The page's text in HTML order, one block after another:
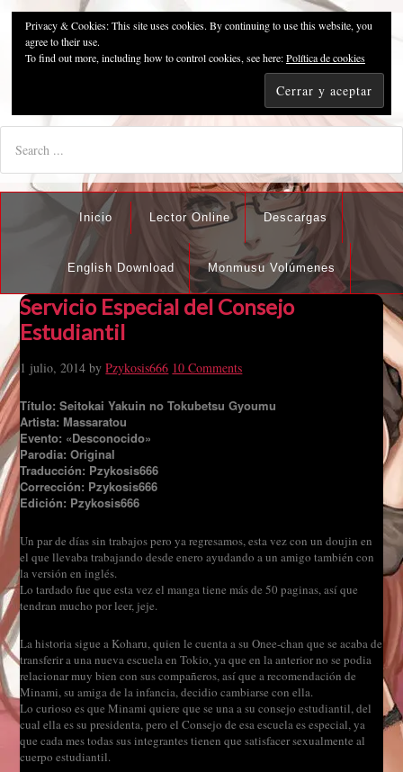
Pzykosis666HFansub
"I'm the best there is at what I do, but what I do best isn't very
Inicio Lector Online Descargas
English Download Monmusu Volúmenes
Servicio Especial del Consejo
Estudiantil
1 julio, 2014 byPzykosis666 10 Comments
Título:Seitokai Yakuin no Tokubetsu Gyoumu
Artista: Massaratou
Evento: «Desconocido»
Parodia: Original
Traducción: Pzykosis666
Corrección: Pzykosis666
Edición: Pzykosis666
Un par de días sin trabajos pero ya regresamos, esta vez con un doujin en
el que llevaba trabajando desde enero ayudando a un amigo también con
la versión en inglés.
Lo tardado fue que esta vez el manga tiene más de 50 paginas, así que
tendran mucho por leer, jeje.
La historia sigue a Koharu, quien le cuenta a su Onee-chan que se acaba de
transferir a una nueva escuela en Tokio, ya que en la anterior no se podia
relacionar muy bien con sus compañeros, así que a recomendación de
Minami, su amiga de la infancia, decidio cambiarse con ella.
Lo curioso es que Minami quiere que se una a su consejo estudiantil, del
cual ella es su presidenta, pero el Consejo de esa escuela es especial, ya
que cada mes todas sus integrantes tienen que satisfacer sexualmente al
cuerpo estudiantil.
Privacy & Cookies: This site uses cookies. By continuing to use this website, you
agree to their use.
To find out more, including how to control cookies, see here:Política de cookies